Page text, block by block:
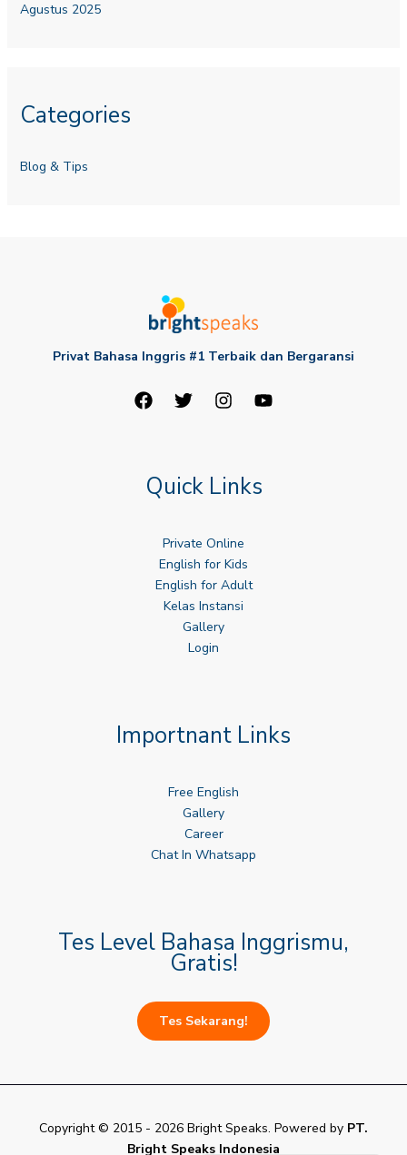
Agustus 2025
Categories
Blog & Tips
Privat Bahasa Inggris #1 Terbaik dan Bergaransi
Quick Links
Private Online
English for Kids
English for Adult
Kelas Instansi
Gallery
Login
Importnant Links
Free English
Gallery
Career
Chat In Whatsapp
Tes Level Bahasa Inggrismu,
Gratis!
Tes Sekarang!
Copyright © 2015 - 2026 Bright Speaks. Powered by PT.
Bright Speaks Indonesia